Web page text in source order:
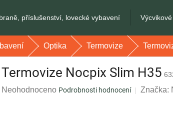
příslušenství, lovecké vybavení
Optika Termovize
Termovize Nocpix Slim H35
Průměrné
Neohodnoceno Podrobnosti hodnocení Značka: